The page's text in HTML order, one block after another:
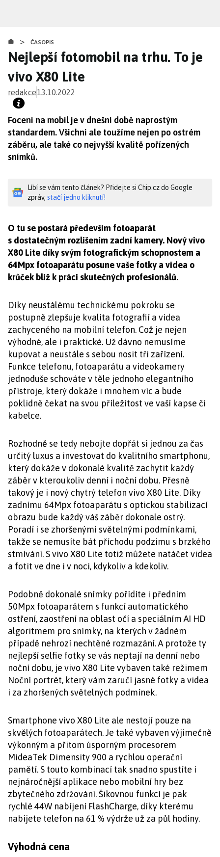
obsahu
> ČASOPIS
Nejlepší fotomobil na trhu. To je
vivo X80 Lite
redakce13.10.2022
Focení na mobil je v dnešní době naprostým
standardem. Všichni ale toužíme nejen po ostrém
záběru, ale také co nejvyšší kvalitě pořízených
snímků.
Líbí se vám tento článek? Přidejte si Chip.cz do Google
zpráv, stačí jedno kliknutí!
O tu se postará především fotoaparát
s dostatečným rozlišením zadní kamery. Nový vivo
X80 Lite díky svým fotografickým schopnostem a
64Mpx fotoaparátu posune vaše fotky a videa o
krůček blíž k práci skutečných profesionálů.
Díky neustálému technickému pokroku se
postupně zlepšuje kvalita fotografií a videa
zachyceného na mobilní telefon. Což je nejen
výhodné, ale i praktické. Už dávno nemusíme
kupovat a neustále s sebou nosit tři zařízení.
Funkce telefonu, fotoaparátu a videokamery
jednoduše schováte v těle jednoho elegantního
přístroje, který dokáže i mnohem víc a bude
poklidně čekat na svou příležitost ve vaší kapse či
kabelce.
Rozhodně se tedy nebojte dopřát si jednou za čas
určitý luxus a investovat do kvalitního smartphonu,
který dokáže v dokonalé kvalitě zachytit každý
záběr v kteroukoliv denní i noční dobu. Přesně
takový je i nový chytrý telefon vivo X80 Lite. Díky
zadnímu 64Mpx fotoaparátu s optickou stabilizací
obrazu bude každý váš záběr dokonale ostrý.
Poradí i se zhoršenými světelnými podmínkami,
takže se nemusíte bát příchodu podzimu s brzkého
stmívání. S vivo X80 Lite totiž můžete natáčet videa
a fotit ve dne i v noci, kdykoliv a kdekoliv.
Podobně dokonalé snímky pořídíte i předním
50Mpx fotoaparátem s funkcí automatického
ostření, zaostření na oblast očí a speciálním AI HD
algoritmem pro snímky, na kterých v žádném
případě nehrozí nechtěné rozmazání. A protože ty
nejlepší selfie fotky se vás neptají na denní nebo
noční dobu, je vivo X80 Lite vybaven také režimem
Noční portrét, který vám zaručí jasné fotky a videa
i za zhoršených světelných podmínek.
Smartphone vivo X80 Lite ale nestojí pouze na
skvělých fotoaparátech. Je také vybaven výjimečně
výkonným a přitom úsporným procesorem
MideaTek Dimensity 900 a rychlou operační
pamětí. S touto kombinací tak snadno spustíte i
nejnáročnější aplikace nebo mobilní hry bez
zbytečného zdržování. Šikovnou funkcí je pak
rychlé 44W nabíjení FlashCharge, díky kterému
nabijete telefon na 61 % výdrže už za půl hodiny.
Výhodná cena